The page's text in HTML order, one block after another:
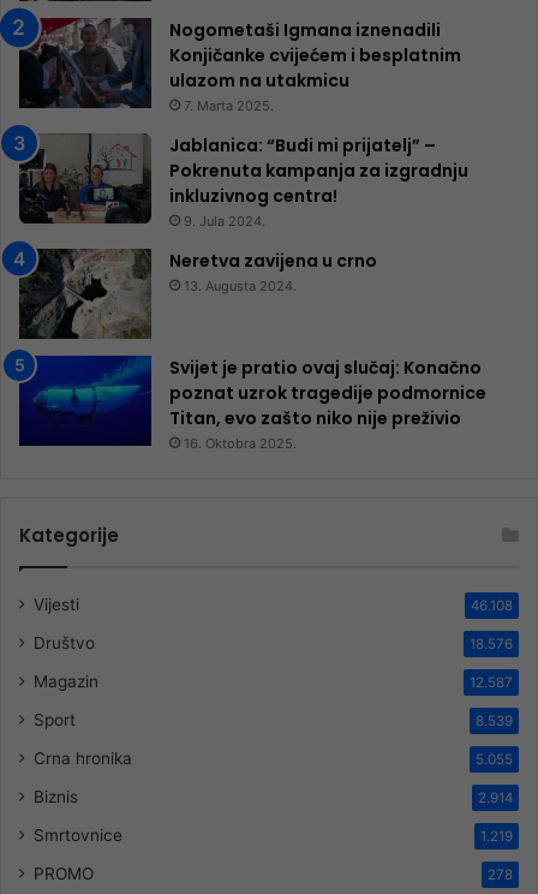
Nogometaši Igmana iznenadili
Konjičanke cvijećem i besplatnim
ulazom na utakmicu
7. Marta 2025.
Jablanica: “Budi mi prijatelj” –
Pokrenuta kampanja za izgradnju
inkluzivnog centra!
9. Jula 2024.
Neretva zavijena u crno
13. Augusta 2024.
Svijet je pratio ovaj slučaj: Konačno
poznat uzrok tragedije podmornice
Titan, evo zašto niko nije preživio
16. Oktobra 2025.
Kategorije
Vijesti 46.108
Društvo 18.576
Magazin 12.587
Sport 8.539
Crna hronika 5.055
Biznis 2.914
Smrtovnice 1.219
PROMO 278